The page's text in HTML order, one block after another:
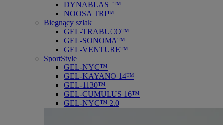
DYNABLAST™
NOOSA TRI™
Biegnący szlak
GEL-TRABUCO™
GEL-SONOMA™
GEL-VENTURE™
SportStyle
GEL-NYC™
GEL-KAYANO 14™
GEL-1130™
GEL-CUMULUS 16™
GEL-NYC™ 2.0